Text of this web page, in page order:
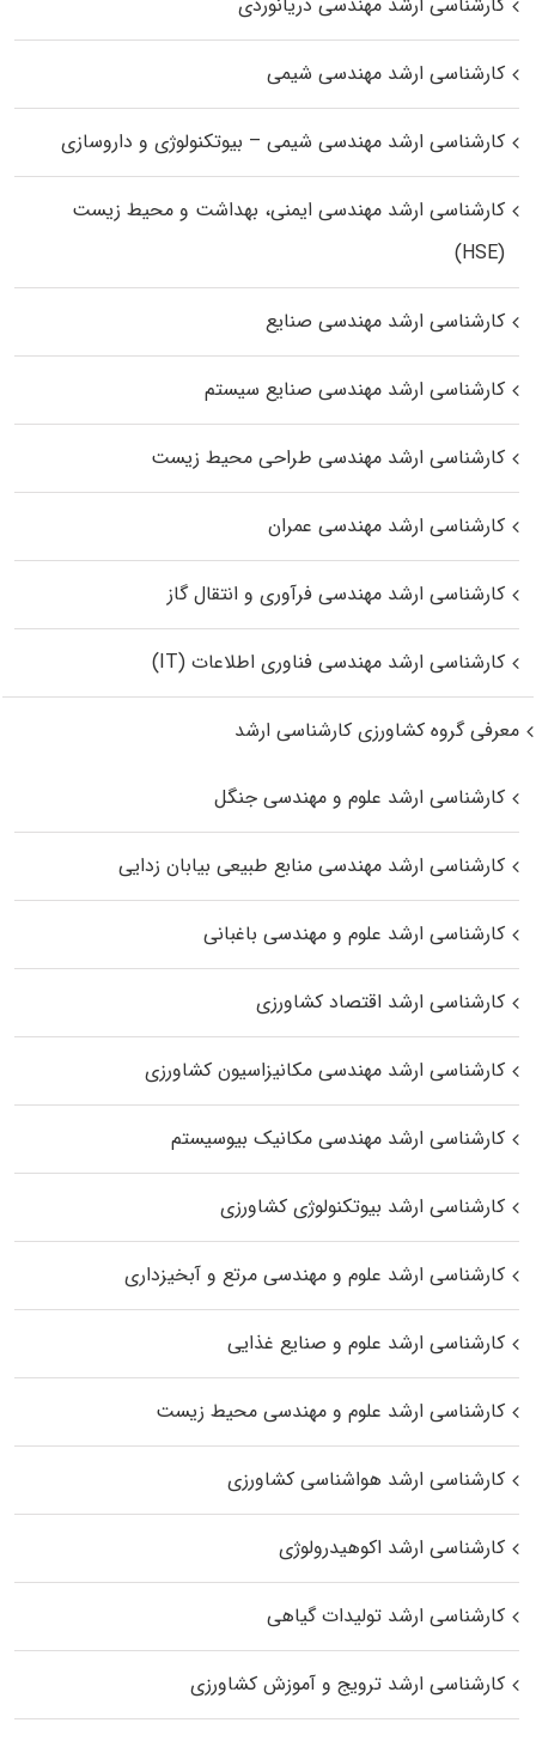
کارشناسی ارشد مهندسی شیمی
کارشناسی ارشد مهندسی شیمی – بیوتکنولوژی و داروسازی
کارشناسی ارشد مهندسی ایمنی، بهداشت و محیط زیست
(HSE)
کارشناسی ارشد مهندسی صنایع
کارشناسی ارشد مهندسی صنایع سیستم
کارشناسی ارشد مهندسی طراحی محیط زیست
کارشناسی ارشد مهندسی عمران
کارشناسی ارشد مهندسی فرآوری و انتقال گاز
کارشناسی ارشد مهندسی فناوری اطلاعات (IT)
معرفی گروه کشاورزی کارشناسی ارشد
کارشناسی ارشد علوم و مهندسی جنگل
کارشناسی ارشد مهندسی منابع طبیعی بیابان زدایی
کارشناسی ارشد علوم و مهندسی باغبانی
کارشناسی ارشد اقتصاد کشاورزی
کارشناسی ارشد مهندسی مکانیزاسیون کشاورزی
کارشناسی ارشد مهندسی مکانیک بیوسیستم
کارشناسی ارشد بیوتکنولوژی کشاورزی
کارشناسی ارشد علوم و مهندسی مرتع و آبخیزداری
کارشناسی ارشد علوم و صنایع غذایی
کارشناسی ارشد علوم و مهندسی محیط زیست
کارشناسی ارشد هواشناسی کشاورزی
کارشناسی ارشد اکوهیدرولوژی
کارشناسی ارشد تولیدات گیاهی
کارشناسی ارشد ترویج و آموزش کشاورزی